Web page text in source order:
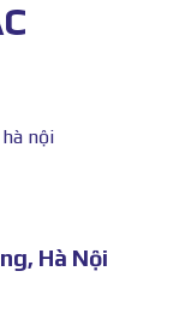
nội
Hà Nội